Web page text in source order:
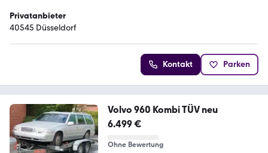
Privatanbieter
40545 Düsseldorf
Kontakt Parken
Volvo 960 Kombi TÜV neu
6.499 €
Ohne Bewertung